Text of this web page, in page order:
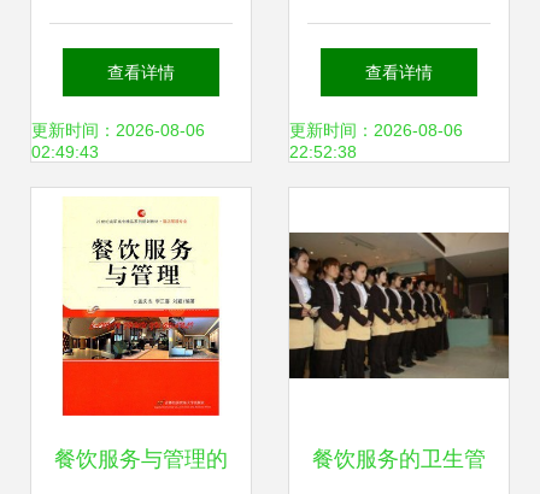
食品安全操作规
范》宣传册正式发
布
查看详情
更新时间：2026-08-06
02:49:43
安全管理制度范本
查看详情
更新时间：2026-08-06
22:52:38
餐饮服务与管理的 餐饮服务的卫生管